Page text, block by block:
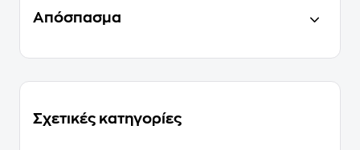
Απόσπασμα
Σχετικές κατηγορίες